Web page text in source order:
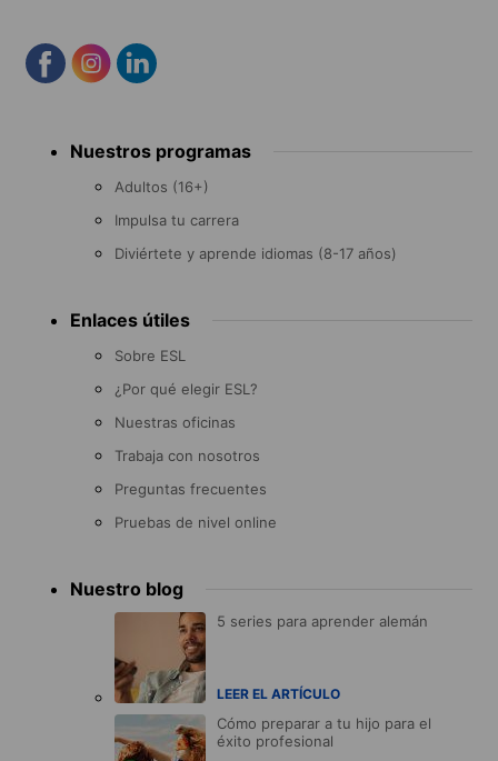
menu Nuestros programas
Adultos (16+)
Impulsa tu carrera
Diviértete y aprende idiomas (8-17 años)
Enlaces útiles
Sobre ESL
¿Por qué elegir ESL?
Nuestras oficinas
Trabaja con nosotros
Preguntas frecuentes
Pruebas de nivel online
Nuestro blog
5 series para aprender alemán
LEER EL ARTÍCULO
Cómo preparar a tu hijo para el
éxito profesional